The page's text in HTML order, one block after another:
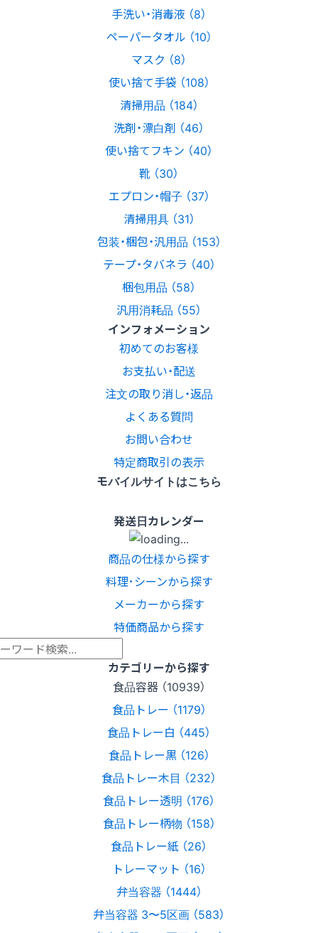
手洗い・消毒液 （8）
ペーパータオル （10）
マスク （8）
使い捨て手袋 （108）
清掃用品 （184）
洗剤・漂白剤 （46）
使い捨てフキン （40）
靴 （30）
エプロン・帽子 （37）
清掃用具 （31）
包装・梱包・汎用品 （153）
テープ・タバネラ （40）
梱包用品 （58）
汎用消耗品 （55）
インフォメーション
初めてのお客様
お支払い・配送
注文の取り消し・返品
よくある質問
お問い合わせ
特定商取引の表示
モバイルサイトはこちら
発送日カレンダー
商品の仕様から探す
料理･シーンから探す
メーカーから探す
特価商品から探す
カテゴリーから探す
食品容器 （10939）
食品トレー （1179）
食品トレー白 （445）
食品トレー黒 （126）
食品トレー木目 （232）
食品トレー透明 （176）
食品トレー柄物 （158）
食品トレー紙 （26）
トレーマット （16）
弁当容器 （1444）
弁当容器 3〜5区画 （583）